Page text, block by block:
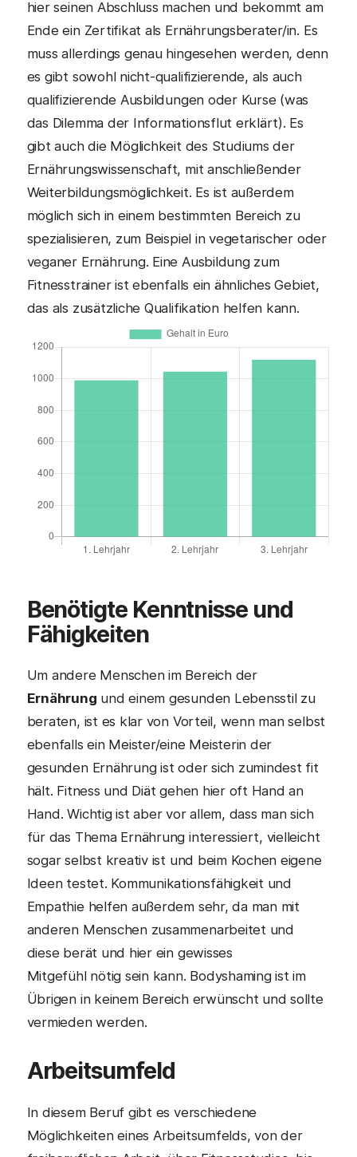
hier seinen Abschluss machen und bekommt am
Ende ein Zertifikat als Ernährungsberater/in. Es
muss allerdings genau hingesehen werden, denn
es gibt sowohl nicht-qualifizierende, als auch
qualifizierende Ausbildungen oder Kurse (was
das Dilemma der Informationsflut erklärt). Es
gibt auch die Möglichkeit des Studiums der
Ernährungswissenschaft, mit anschließender
Weiterbildungsmöglichkeit. Es ist außerdem
möglich sich in einem bestimmten Bereich zu
spezialisieren, zum Beispiel in vegetarischer oder
veganer Ernährung. Eine Ausbildung zum
Fitnesstrainer ist ebenfalls ein ähnliches Gebiet,
das als zusätzliche Qualifikation helfen kann.
Benötigte Kenntnisse und
Fähigkeiten
Um andere Menschen im Bereich der
Ernährung und einem gesunden Lebensstil zu
beraten, ist es klar von Vorteil, wenn man selbst
ebenfalls ein Meister/eine Meisterin der
gesunden Ernährung ist oder sich zumindest fit
hält. Fitness und Diät gehen hier oft Hand an
Hand. Wichtig ist aber vor allem, dass man sich
für das Thema Ernährung interessiert, vielleicht
sogar selbst kreativ ist und beim Kochen eigene
Ideen testet. Kommunikationsfähigkeit und
Empathie helfen außerdem sehr, da man mit
anderen Menschen zusammenarbeitet und
diese berät und hier ein gewisses
Mitgefühl nötig sein kann. Bodyshaming ist im
Übrigen in keinem Bereich erwünscht und sollte
vermieden werden.
Arbeitsumfeld
In diesem Beruf gibt es verschiedene
Möglichkeiten eines Arbeitsumfelds, von der